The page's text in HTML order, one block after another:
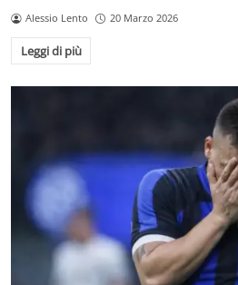
Alessio Lento 20 Marzo 2026
Leggi di più